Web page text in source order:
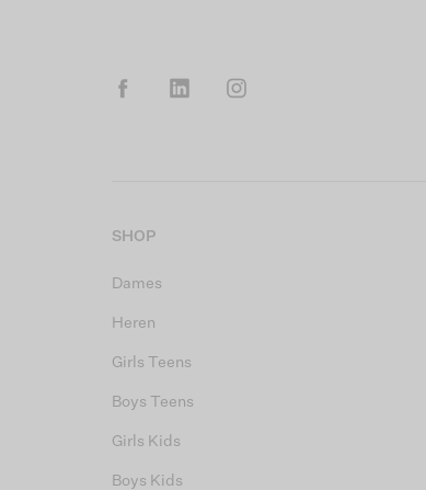
SHOP
Dames
Heren
Girls Teens
Boys Teens
Girls Kids
Boys Kids